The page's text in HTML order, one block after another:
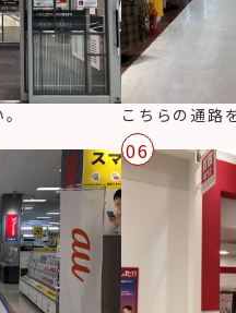
こちらの通路
06